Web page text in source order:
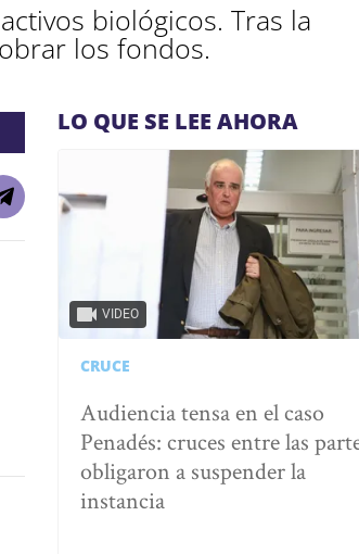
biológicos. Tras la
los fondos.
LO QUE SE LEE AHORA
VIDEO
CRUCE
Audiencia tensa en el caso
Penadés: cruces entre las
obligaron a suspender la
instancia